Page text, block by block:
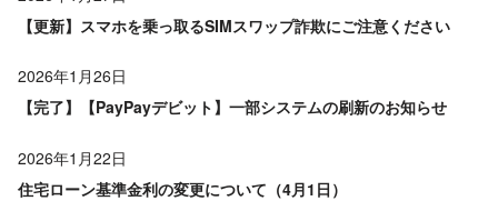
【更新】スマホを乗っ取るSIMスワップ詐欺にご注意ください
2026年1月26日
【完了】【PayPayデビット】一部システムの刷新のお知らせ
2026年1月22日
住宅ローン基準金利の変更について（4月1日）